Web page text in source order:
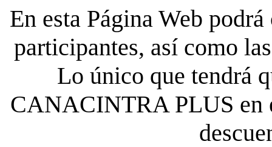
En esta Página Web
participantes, así como
Lo único que tendrá
CANACINTRA PLUS en